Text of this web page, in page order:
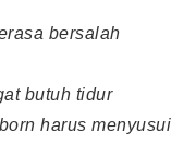
bersalah
butuh tidur
harus menyusui